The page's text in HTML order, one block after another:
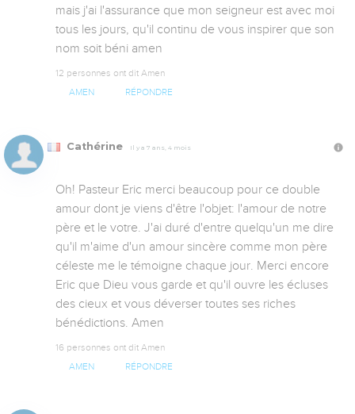
mais j'ai l'assurance que mon seigneur est avec moi
tous les jours, qu'il continu de vous inspirer que son
nom soit béni amen
12 personnes ont dit Amen
AMEN RÉPONDRE
Cathérine Il y a 7 ans, 4 mois
Oh! Pasteur Eric merci beaucoup pour ce double
amour dont je viens d'être l'objet: l'amour de notre
père et le votre. J'ai duré d'entre quelqu'un me dire
qu'il m'aime d'un amour sincère comme mon père
céleste me le témoigne chaque jour. Merci encore
Eric que Dieu vous garde et qu'il ouvre les écluses
des cieux et vous déverser toutes ses riches
bénédictions. Amen
16 personnes ont dit Amen
AMEN RÉPONDRE